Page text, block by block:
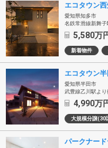
エコタウン
愛知県知多市
名鉄常滑線新舞
5,580万
新着物件
エコタウン
愛知県半田市
武豊線乙川駅より
4,990万
大規模分譲(30
パークナー